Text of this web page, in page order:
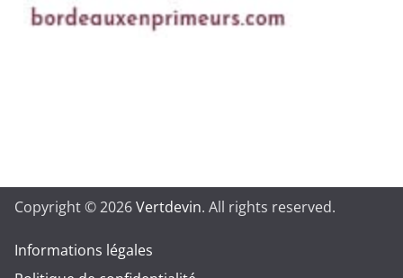
Copyright © 2026Vertdevin. All rights reserved.
Informations légales